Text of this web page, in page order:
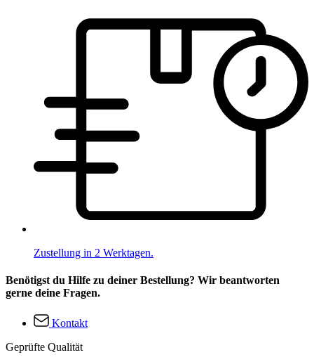
Zustellung in 2 Werktagen.
Benötigst du Hilfe zu deiner Bestellung? Wir beantworten
gerne deine Fragen.
Kontakt
Geprüfte Qualität